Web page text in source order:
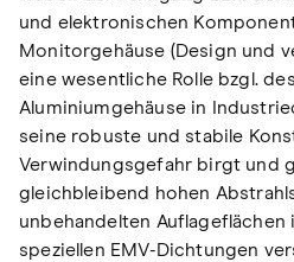
und elektronischen
Monitorgehäuse (Design und
eine wesentliche Rolle bzgl.
Aluminiumgehäuse in
seine robuste und stabile
Verwindungsgefahr birgt und
gleichbleibend hohen
unbehandelten
speziellen EMV-Dichtungen